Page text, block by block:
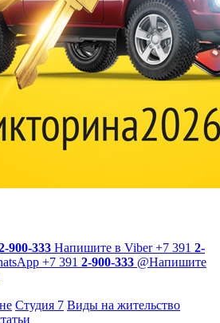
900-333 Напишите в Viber +7 391 2-
+7 391 2-900-333 @Напишите
Студия 7 Виды на жительство